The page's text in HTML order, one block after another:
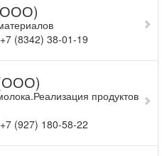
(8342) 38-01-19
продуктов
(927) 180-58-22